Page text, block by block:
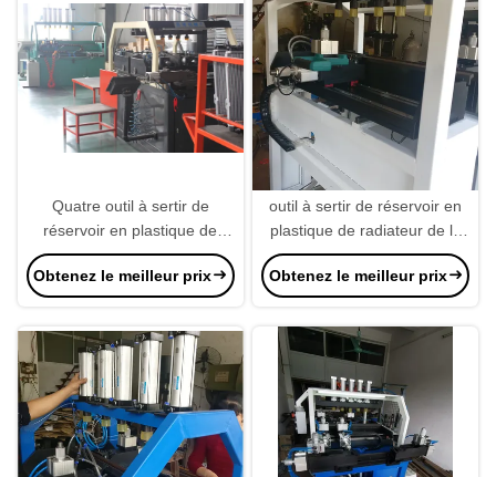
Quatre outil à sertir de
réservoir en plastique de
radiateur des côtés 0.8Mpa
semi automatique
Obtenez le meilleur prix
outil à sertir de réservoir en
plastique de radiateur de la
puissance 400W,
programmation de PLC
d'équipement industriel de
radiateur
Obtenez le meilleur prix